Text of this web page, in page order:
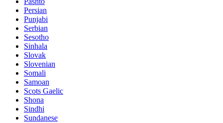
Persian
Punjabi
Serbian
Sesotho
Sinhala
Slovak
Slovenian
Somali
Samoan
Scots Gaelic
Shona
Sindhi
Sundanese